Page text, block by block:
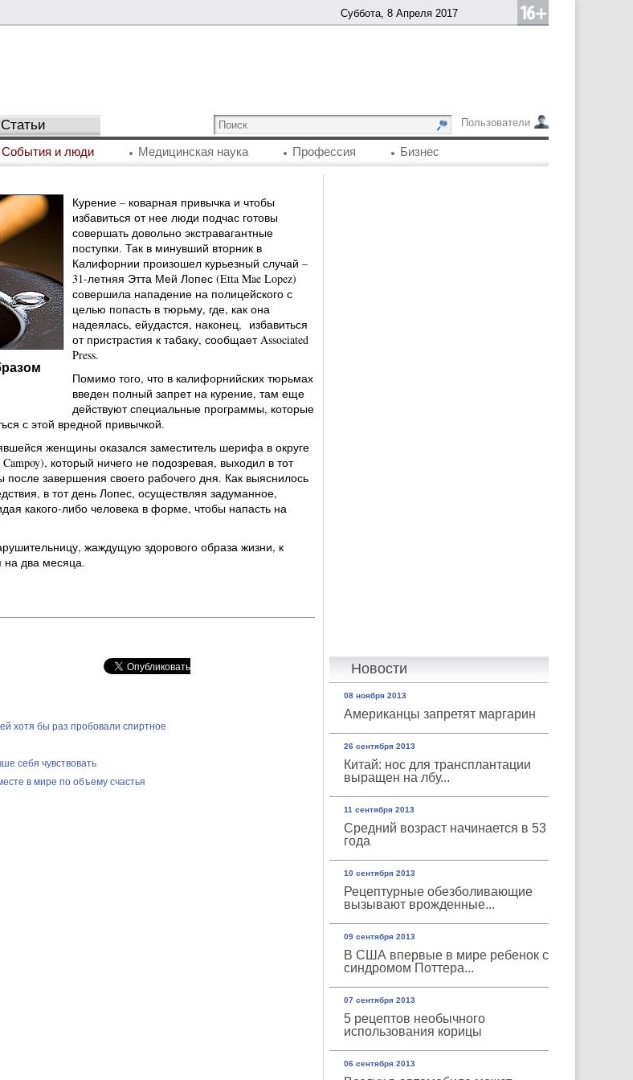
Суббота, 8 Апреля 2017
Пользователи
Статьи
События и люди Медицинская наука Профессия Бизнес
Новости
08 ноября 2013
Американцы запретят маргарин
26 сентября 2013
Китай: нос для трансплантации
выращен на лбу...
11 сентября 2013
Средний возраст начинается в 53
года
10 сентября 2013
Рецептурные обезболивающие
вызывают врожденные...
09 сентября 2013
В США впервые в мире ребенок с
синдромом Поттера...
07 сентября 2013
5 рецептов необычного
использования корицы
06 сентября 2013
Курение – коварная привычка и чтобы
избавиться от нее люди подчас готовы
совершать довольно экстравагантные
поступки. Так в минувший вторник в
Калифорнии произошел курьезный случай –
31-летняя Этта Мей Лопес (Etta Mae Lopez)
совершила нападение на полицейского с
целью попасть в тюрьму, где, как она
надеялась, ейудастся, наконец, избавиться
от пристрастия к табаку, сообщает Associated
Press.
Помимо того, что в калифорнийских тюрьмах
введен полный запрет на курение, там еще
действуют специальные программы, которые
с этой вредной привычкой.
женщины оказался заместитель шерифа в округе
который ничего не подозревая, выходил в тот
после завершения своего рабочего дня. Как выяснилось
в тот день Лопес, осуществляя задуманное,
какого-либо человека в форме, чтобы напасть на
жаждущую здорового образа жизни, к
два месяца.
хотя бы раз пробовали спиртное
себя чувствовать
в мире по объему счастья